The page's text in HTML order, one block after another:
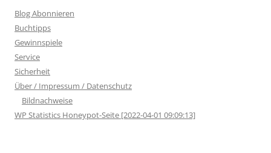
Blog Abonnieren
Buchtipps
Gewinnspiele
Service
Sicherheit
Über / Impressum / Datenschutz
Bildnachweise
WP Statistics Honeypot-Seite [2022-04-01 09:09:13]